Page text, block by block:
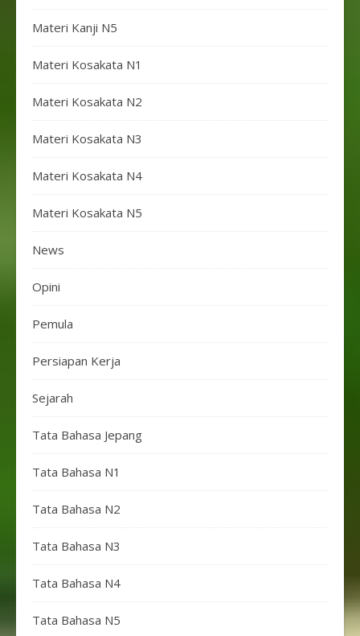
Materi Kanji N5
Materi Kosakata N1
Materi Kosakata N2
Materi Kosakata N3
Materi Kosakata N4
Materi Kosakata N5
News
Opini
Pemula
Persiapan Kerja
Sejarah
Tata Bahasa Jepang
Tata Bahasa N1
Tata Bahasa N2
Tata Bahasa N3
Tata Bahasa N4
Tata Bahasa N5